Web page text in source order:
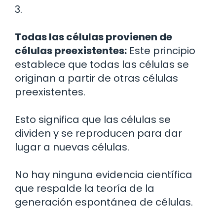
3.
Todas las células provienen de
células preexistentes: Este principio
establece que todas las células se
originan a partir de otras células
preexistentes.
Esto significa que las células se
dividen y se reproducen para dar
lugar a nuevas células.
No hay ninguna evidencia científica
que respalde la teoría de la
generación espontánea de células.